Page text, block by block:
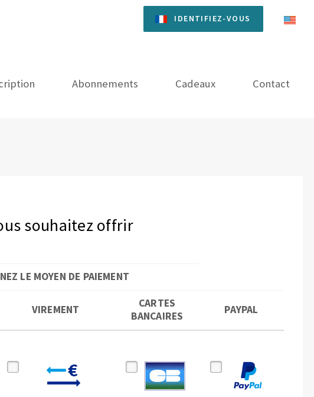
IDENTIFIEZ-VOUS
Abonnements Cadeaux Contact
souhaitez offrir
LE MOYEN DE PAIEMENT
VIREMENT
CARTES
BANCAIRES
PAYPAL